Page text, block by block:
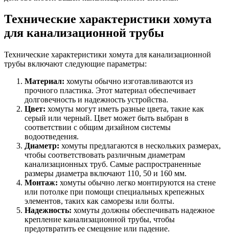
Технические характеристики хомута
для канализационной трубы
Технические характеристики хомута для канализационной
трубы включают следующие параметры:
Материал: хомуты обычно изготавливаются из
прочного пластика. Этот материал обеспечивает
долговечность и надежность устройства.
Цвет: хомуты могут иметь разные цвета, такие как
серый или черный. Цвет может быть выбран в
соответствии с общим дизайном системы
водоотведения.
Диаметр: хомуты предлагаются в нескольких размерах,
чтобы соответствовать различным диаметрам
канализационных труб. Самые распространенные
размеры диаметра включают 110, 50 и 160 мм.
Монтаж: хомуты обычно легко монтируются на стене
или потолке при помощи специальных крепежных
элементов, таких как саморезы или болты.
Надежность: хомуты должны обеспечивать надежное
крепление канализационной трубы, чтобы
предотвратить ее смещение или падение.